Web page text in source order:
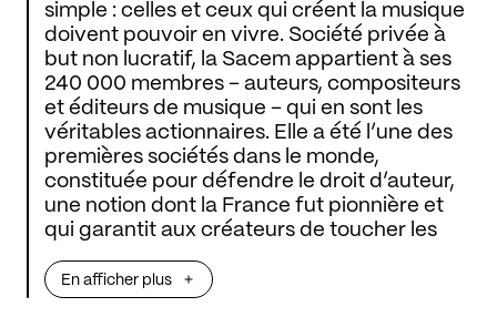
simple : celles et ceux qui créent la musique
doivent pouvoir en vivre. Société privée à
but non lucratif, la Sacem appartient à ses
240 000 membres – auteurs, compositeurs
et éditeurs de musique – qui en sont les
véritables actionnaires. Elle a été l’une des
premières sociétés dans le monde,
constituée pour défendre le droit d’auteur,
une notion dont la France fut pionnière et
qui garantit aux créateurs de toucher les
d’auteur, la Sacem accompagne les artistes
tout au long de leur carrière, en soutenant
En afficher plus